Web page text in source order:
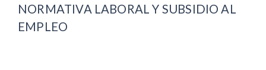
NORMATIVA LABORAL Y SUBSIDIO AL
EMPLEO